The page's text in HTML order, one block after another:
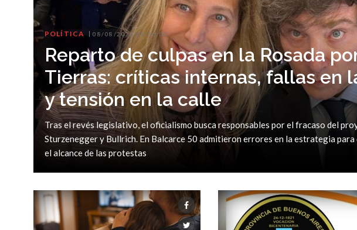
POLÍTICA 08/08/2026 00:36:00
Reparto de culpas en la Rosada
Tierras: críticas internas, fallas en
y tensión en la calle
Tras el revés legislativo, el oficialismo busca responsables por el fracaso del
Sturzenegger y Bullrich. En Balcarce 50 admitieron errores en la estrategia
el alcance de las protestas